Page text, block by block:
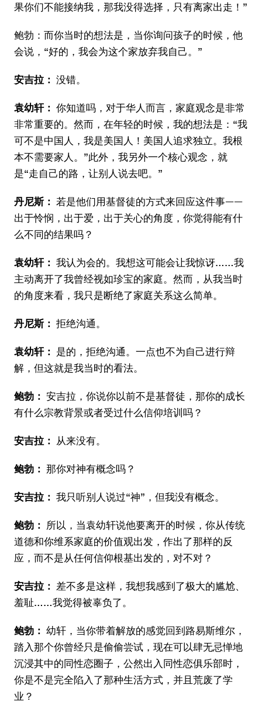
果你们不能接纳我，那我没得选择，只有离家出走！”
鲍勃：而你当时的想法是，当你询问孩子的时候，他
会说，“好的，我会为这个家放弃我自己。”
安吉拉： 没错。
袁幼轩： 你知道吗，对于华人而言，家庭观念是非常
非常重要的。然而，在年轻的时候，我的想法是：“我
可不是中国人，我是美国人！美国人追求独立。我根
本不需要家人。”此外，我另外一个核心观念，就
是“走自己的路，让别人说去吧。”
丹尼斯： 若是他们用基督徒的方式来回应这件事——
出于怜悯，出于爱，出于关心的角度，你觉得能有什
么不同的结果吗？
袁幼轩： 我认为会的。我想这可能会让我惊讶……我
主动离开了我曾经视如珍宝的家庭。然而，从我当时
的角度来看，我只是断绝了家庭关系这么简单。
丹尼斯： 拒绝沟通。
袁幼轩： 是的，拒绝沟通。一点也不为自己进行辩
解，但这就是我当时的看法。
鲍勃： 安吉拉，你说你以前不是基督徒，那你的成长
有什么宗教背景或者受过什么信仰培训吗？
安吉拉： 从来没有。
鲍勃： 那你对神有概念吗？
安吉拉： 我只听别人说过“神”，但我没有概念。
鲍勃： 所以，当袁幼轩说他要离开的时候，你从传统
道德和你维系家庭的价值观出发，作出了那样的反
应，而不是从任何信仰根基出发的，对不对？
安吉拉： 差不多是这样，我想我感到了极大的尴尬、
羞耻……我觉得被辜负了。
鲍勃： 幼轩，当你带着解放的感觉回到路易斯维尔，
踏入那个你曾经只是偷偷尝试，现在可以肆无忌惮地
沉浸其中的同性恋圈子，公然出入同性恋俱乐部时，
你是不是完全陷入了那种生活方式，并且荒废了学
业？